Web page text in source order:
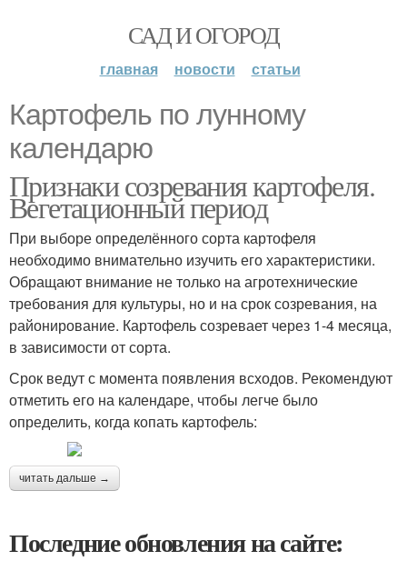
САД И ОГОРОД
главная новости статьи
Картофель по лунному
календарю
Признаки созревания картофеля.
Вегетационный период
При выборе определённого сорта картофеля
необходимо внимательно изучить его характеристики.
Обращают внимание не только на агротехнические
требования для культуры, но и на срок созревания, на
районирование. Картофель созревает через 1-4 месяца,
в зависимости от сорта.
Срок ведут с момента появления всходов. Рекомендуют
отметить его на календаре, чтобы легче было
определить, когда копать картофель:
читать дальше →
Последние обновления на сайте: